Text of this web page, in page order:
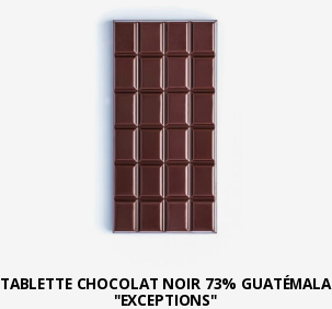
TABLETTE CHOCOLAT NOIR 73% GUATÉMALA
"EXCEPTIONS"